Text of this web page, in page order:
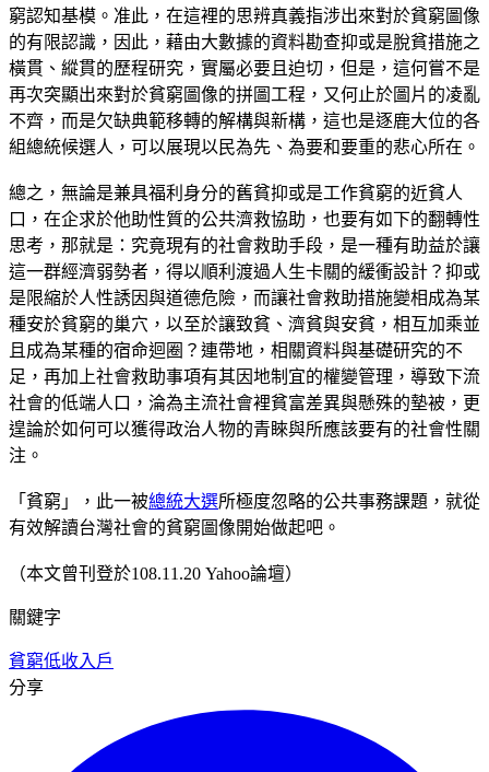
窮認知基模。准此，在這裡的思辨真義指涉出來對於貧窮圖像
的有限認識，因此，藉由大數據的資料勘查抑或是脫貧措施之
橫貫、縱貫的歷程研究，實屬必要且迫切，但是，這何嘗不是
再次突顯出來對於貧窮圖像的拼圖工程，又何止於圖片的凌亂
不齊，而是欠缺典範移轉的解構與新構，這也是逐鹿大位的各
組總統候選人，可以展現以民為先、為要和要重的悲心所在。
總之，無論是兼具福利身分的舊貧抑或是工作貧窮的近貧人
口，在企求於他助性質的公共濟救協助，也要有如下的翻轉性
思考，那就是：究竟現有的社會救助手段，是一種有助益於讓
這一群經濟弱勢者，得以順利渡過人生卡關的緩衝設計？抑或
是限縮於人性誘因與道德危險，而讓社會救助措施變相成為某
種安於貧窮的巢穴，以至於讓致貧、濟貧與安貧，相互加乘並
且成為某種的宿命迴圈？連帶地，相關資料與基礎研究的不
足，再加上社會救助事項有其因地制宜的權變管理，導致下流
社會的低端人口，淪為主流社會裡貧富差異與懸殊的墊被，更
遑論於如何可以獲得政治人物的青睞與所應該要有的社會性關
注。
「貧窮」，此一被總統大選所極度忽略的公共事務課題，就從
有效解讀台灣社會的貧窮圖像開始做起吧。
（本文曾刊登於108.11.20 Yahoo論壇）
關鍵字
貧窮低收入戶
分享